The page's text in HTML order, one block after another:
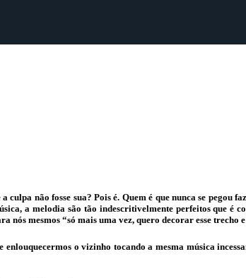
não fosse sua? Pois é. Quem é que nunca se
a melodia são tão indescritivelmente perfeitos que é
nós mesmos “só mais uma vez, quero decorar esse trecho
o vizinho tocando a mesma música